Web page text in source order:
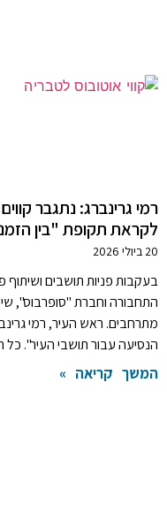
רמי גרינברג: נתגבר
לקראת תקופת "בין
20 ביולי 2026
בעקבות פניות תושבים
התחבורה וחברת "סופרבוס",
מתרחבים. ראש העיר, רמי
הנסיעה עבור תושבי העיר". כל
המשך קריאה »